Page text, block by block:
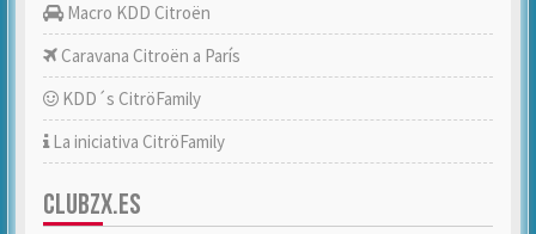
Macro KDD Citroën
Caravana Citroën a París
KDD´s CitröFamily
La iniciativa CitröFamily
CLUBZX.ES